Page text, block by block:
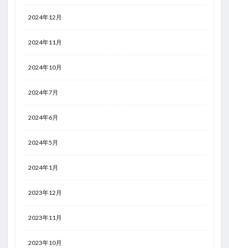
2024年12月
2024年11月
2024年10月
2024年7月
2024年6月
2024年5月
2024年1月
2023年12月
2023年11月
2023年10月